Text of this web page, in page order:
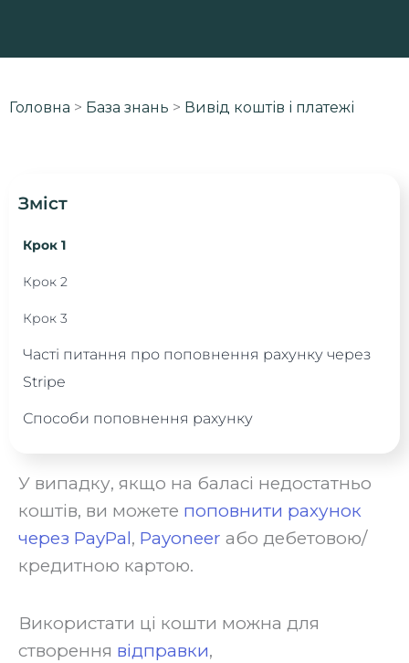
Головна > База знань > Вивід коштів і платежі
Зміст
Крок 1
Крок 2
Крок 3
Часті питання про поповнення рахунку через
Stripe
Способи поповнення рахунку
У випадку, якщо на баласі недостатньо
коштів, ви можете поповнити рахунок
через PayPal, Payoneer або дебетовою/
кредитною картою.
Використати ці кошти можна для
створення відправки,